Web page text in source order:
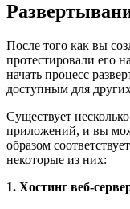
После того как вы
протестировали его
начать процесс
доступным для
Существует
приложений, и вы
образом
некоторые из них:
1. Хостинг веб-